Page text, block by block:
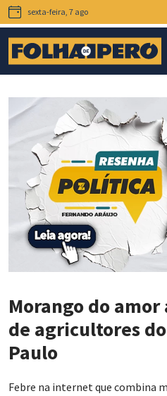
sexta-feira, 7 ago
Morango do
de agricultores
Paulo
Febre na internet que combina